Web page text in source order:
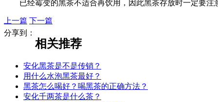
已经霉变的黑茶不适合再饮用，因此黑茶存放时一定要注
上一篇 下一篇
分享到：
相关推荐
安化黑茶是不是传销？
用什么水泡黑茶最好？
黑茶怎么喝好？喝黑茶的正确方法？
安化千两茶是什么茶？